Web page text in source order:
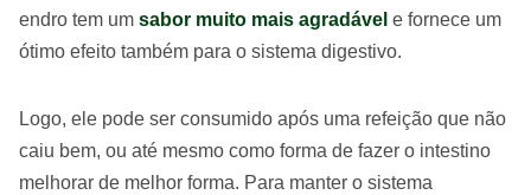
endro tem um sabor muito mais agradável e fornece um
ótimo efeito também para o sistema digestivo.
Logo, ele pode ser consumido após uma refeição que não
caiu bem, ou até mesmo como forma de fazer o intestino
melhorar de melhor forma. Para manter o sistema